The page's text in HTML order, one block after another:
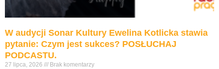
W audycji Sonar Kultury Ewelina Kotlicka stawia
pytanie: Czym jest sukces? POSŁUCHAJ
PODCASTU.
27 lipca, 2026 Brak komentarzy